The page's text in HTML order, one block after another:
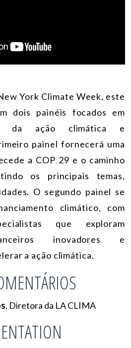
York Climate Week, este
dois painéis focados em
da ação climática e
painel fornecerá uma
a COP 29 e o caminho
os principais temas,
O segundo painel se
climático, com
que exploram
inovadores e
a ação climática.
, Diretora da LA CLIMA